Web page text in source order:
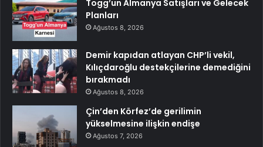
Togg’un Almanya Satışları ve Gelecek
Planları
Ağustos 8, 2026
Demir kapıdan atlayan CHP’li vekil,
Kılıçdaroğlu destekçilerine demediğini
bırakmadı
Ağustos 8, 2026
Çin’den Körfez’de gerilimin
yükselmesine ilişkin endişe
Ağustos 7, 2026